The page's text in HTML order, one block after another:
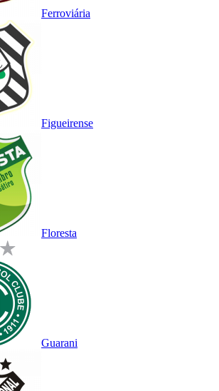
Ferroviária
Figueirense
Floresta
Guarani